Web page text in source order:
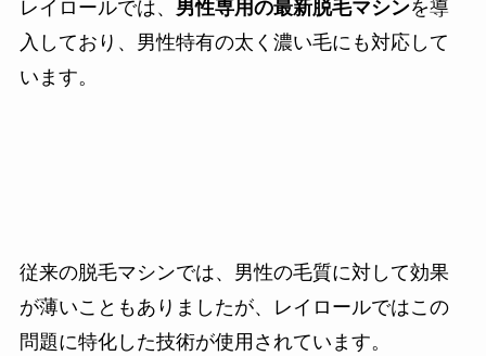
レイロールでは、 男性専用の最新脱毛マシンを導
入しており、男性特有の太く濃い毛にも対応して
います。
従来の脱毛マシンでは、男性の毛質に対して効果
が薄いこともありましたが、レイロールではこの
問題に特化した技術が使用されています。